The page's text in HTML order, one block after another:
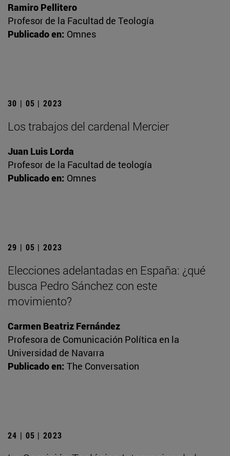
Ramiro Pellitero
Profesor de la Facultad de Teología
Publicado en: Omnes
30 | 05 | 2023
Los trabajos del cardenal Mercier
Juan Luis Lorda
Profesor de la Facultad de teología
Publicado en: Omnes
29 | 05 | 2023
Elecciones adelantadas en España: ¿qué
busca Pedro Sánchez con este
movimiento?
Carmen Beatriz Fernández
Profesora de Comunicación Política en la
Universidad de Navarra
Publicado en: The Conversation
24 | 05 | 2023